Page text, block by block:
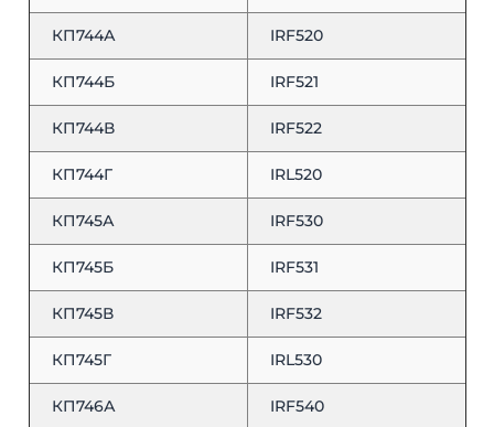
КП744А IRF520
КП744Б IRF521
КП744В IRF522
КП744Г IRL520
КП745А IRF530
КП745Б IRF531
КП745В IRF532
КП745Г IRL530
КП746А IRF540